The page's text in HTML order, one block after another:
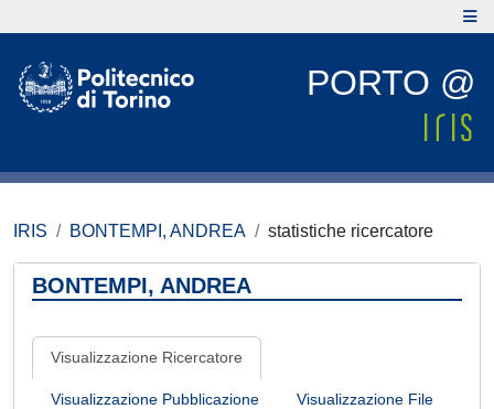
PORTO @
IRIS BONTEMPI, ANDREA statistiche ricercatore
BONTEMPI, ANDREA
Visualizzazione Ricercatore
Visualizzazione Pubblicazione Visualizzazione File